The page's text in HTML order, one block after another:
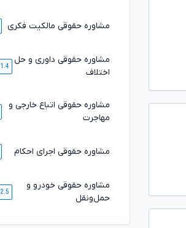
مشاوره حقوقی مالکیت فکری
مشاوره حقوقی داوری و حل
اختلاف
1.4 هزار
مشاوره حقوقی اتباع خارجی و
مهاجرت
مشاوره حقوقی اجرای احکام
مشاوره حقوقی خودرو و
حمل‌ونقل
2.5 هزار